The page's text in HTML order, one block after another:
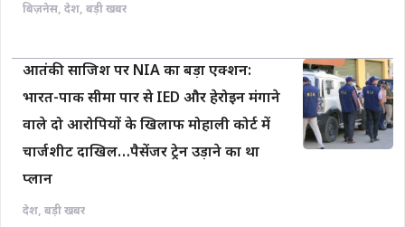
बिज़नेस, देश, बड़ी खबर
आतंकी साजिश पर NIA का बड़ा एक्शन:
भारत-पाक सीमा पार से IED और हेरोइन मंगाने
वाले दो आरोपियों के खिलाफ मोहाली कोर्ट में
चार्जशीट दाखिल…पैसेंजर ट्रेन उड़ाने का था
प्लान
देश, बड़ी खबर